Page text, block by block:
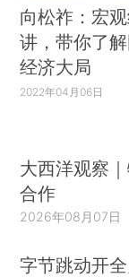
向松祚：宏
讲，带你了
经济大局
2022年04月06日
大西洋观察
合作
2026年08月07日
字节跳动开